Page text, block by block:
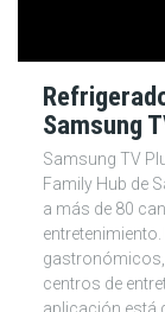
Samsung
Samsung TV
Family Hub de
a más de 80
gastronómicos,
centros de